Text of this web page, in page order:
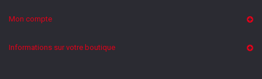
Mon compte
Informations sur votre boutique